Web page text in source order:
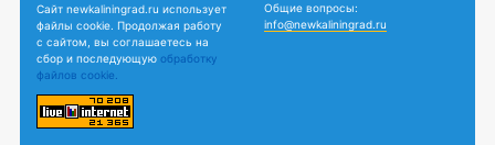
Сайт newkaliningrad.ru использует
файлы cookie. Продолжая работу
с сайтом, вы соглашаетесь на
сбор и последующую обработку
файлов cookie.
Общие вопросы:
info@newkaliningrad.ru